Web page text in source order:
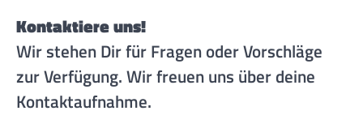
Kontaktiere uns!
Wir stehen Dir für Fragen oder Vorschläge
zur Verfügung. Wir freuen uns über deine
Kontaktaufnahme.